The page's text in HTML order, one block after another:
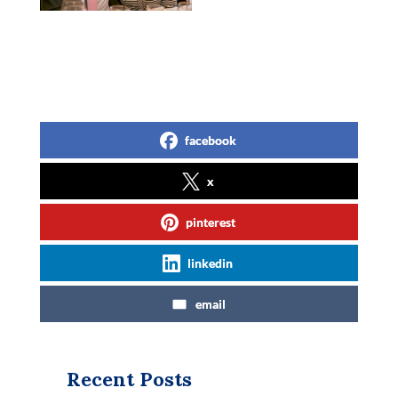
facebook
x
pinterest
linkedin
email
Recent Posts